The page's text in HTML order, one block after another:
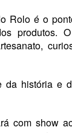
Rolo é o
produtos.
história e
com show